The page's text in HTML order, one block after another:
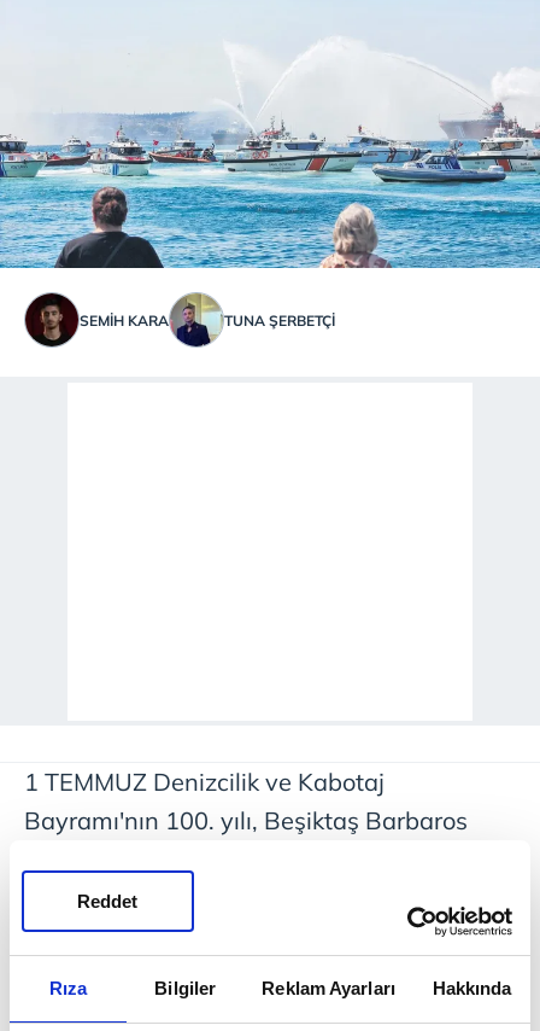
Rıza Bilgiler Reklam Ayarları Hakkında
Reddet
SEMIH KARA TUNA ŞERBETÇİ
1 TEMMUZ Denizcilik ve Kabotaj
Bayramı'nın 100. yılı, Beşiktaş Barbaros
kutlandı. Programa Ulaştırma ve Altyapı
Bakanı Abdulkadir Uraloğlu, İstanbul Valisi
Davut Gül ve Tümamiral Aziz Bakıoğlu
katıldı. Konserlerin ardından Barbaros